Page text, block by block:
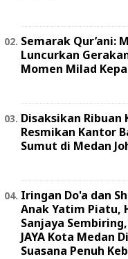
Semarak Qur’ani:
Luncurkan
Momen Milad
Disaksikan Ribuan
Resmikan Kantor
Sumut di Medan
Iringan Do'a dan
Anak Yatim Piatu,
Sanjaya
JAYA Kota Medan
Suasana Penuh